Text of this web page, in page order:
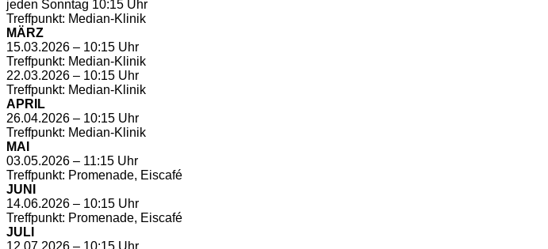
jeden Sonntag 10:15 Uhr
Treffpunkt: Median-Klinik
MÄRZ
15.03.2026 – 10:15 Uhr
Treffpunkt: Median-Klinik
22.03.2026 – 10:15 Uhr
Treffpunkt: Median-Klinik
APRIL
26.04.2026 – 10:15 Uhr
Treffpunkt: Median-Klinik
MAI
03.05.2026 – 11:15 Uhr
Treffpunkt: Promenade, Eiscafé
JUNI
14.06.2026 – 10:15 Uhr
Treffpunkt: Promenade, Eiscafé
JULI
12.07.2026 – 10:15 Uhr